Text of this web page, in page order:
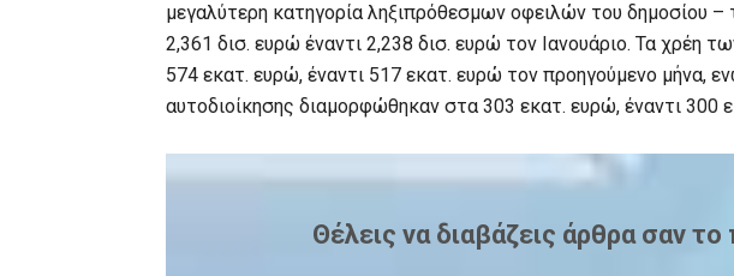
μεγαλύτερη κατηγορία ληξιπρόθεσμων οφειλών του δημοσίου
2,361 δισ. ευρώ έναντι 2,238 δισ. ευρώ τον Ιανουάριο. Τα χρέη
574 εκατ. ευρώ, έναντι 517 εκατ. ευρώ τον προηγούμενο μήνα,
αυτοδιοίκησης διαμορφώθηκαν στα 303 εκατ. ευρώ, έναντι 300
Θέλεις να διαβάζεις άρθρα σαν